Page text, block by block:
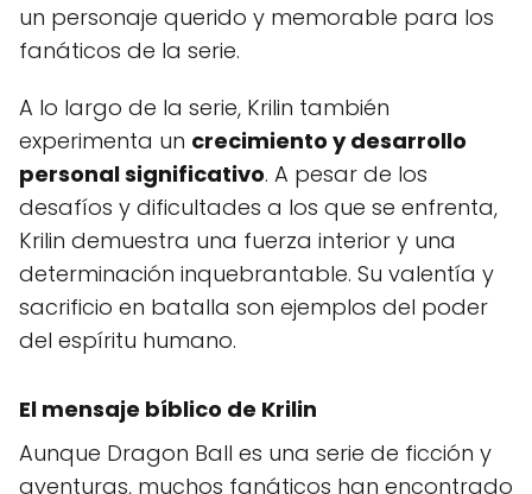
un personaje querido y memorable para los
fanáticos de la serie.
A lo largo de la serie, Krilin también
experimenta un crecimiento y desarrollo
personal significativo. A pesar de los
desafíos y dificultades a los que se enfrenta,
Krilin demuestra una fuerza interior y una
determinación inquebrantable. Su valentía y
sacrificio en batalla son ejemplos del poder
del espíritu humano.
El mensaje bíblico de Krilin
Aunque Dragon Ball es una serie de ficción y
aventuras, muchos fanáticos han encontrado